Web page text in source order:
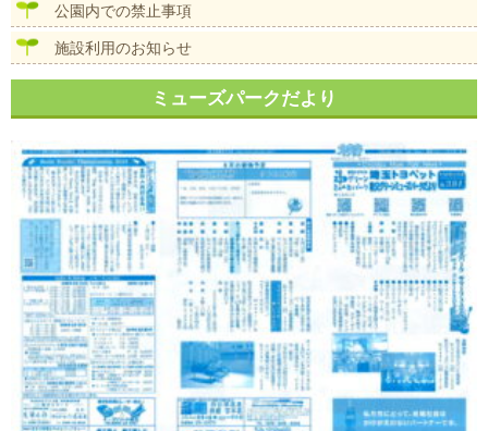
公園内での禁止事項
施設利用のお知らせ
ミューズパークだより